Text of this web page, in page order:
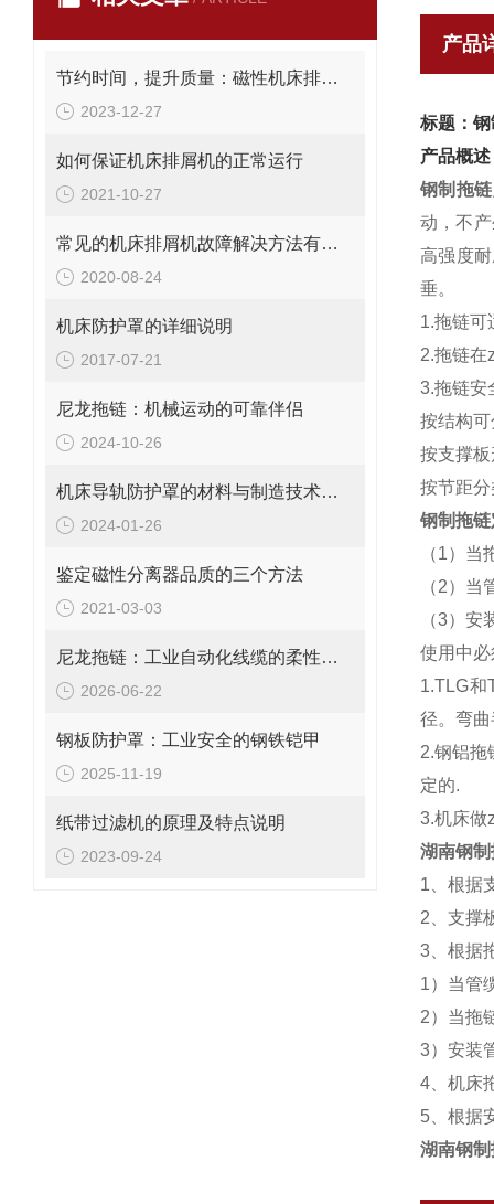
节约时间，提升质量：磁性机床排屑机在加工中的重要作用
2023-12-27
如何保证机床排屑机的正常运行
2021-10-27
常见的机床排屑机故障解决方法有哪些
2020-08-24
机床防护罩的详细说明
2017-07-21
尼龙拖链：机械运动的可靠伴侣
2024-10-26
机床导轨防护罩的材料与制造技术创新
2024-01-26
鉴定磁性分离器品质的三个方法
2021-03-03
尼龙拖链：工业自动化线缆的柔性牵引与保护系统
2026-06-22
钢板防护罩：工业安全的钢铁铠甲
2025-11-19
纸带过滤机的原理及特点说明
2023-09-24
产品
标题：
产品概述
钢制拖
动，不
高强度
垂。
1.拖链可
2.拖链在
3.拖链安
按结构
按支撑
按节距
钢制拖
（1）
（2）
（3）
使用中
1.TLG
径。弯
2.钢铝拖
定的.
3.机床做
湖南钢
1、根据
2、支撑
3、根据
1）当管
2）当拖
3）安装
4、机床
5、根据
湖南钢